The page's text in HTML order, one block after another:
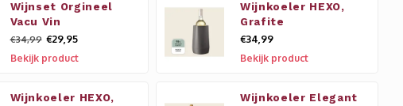
Wijnset Orgineel
Vacu Vin
€34,99 €29,95
Bekijk product
Wijnkoeler HEXO,
Grafite
€34,99
Bekijk product
Wijnkoeler HEXO,
Wijnkoeler Elegant